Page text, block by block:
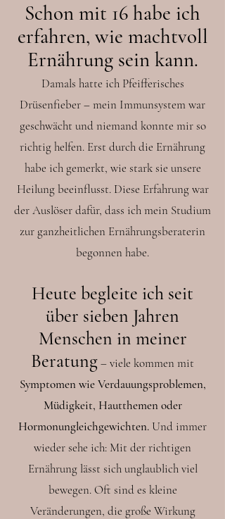
Schon mit 16 habe ich
erfahren, wie machtvoll
Ernährung sein kann.
Damals hatte ich Pfeifferisches
Drüsenfieber – mein Immunsystem war
geschwächt und niemand konnte mir so
richtig helfen. Erst durch die Ernährung
habe ich gemerkt, wie stark sie unsere
Heilung beeinflusst. Diese Erfahrung war
der Auslöser dafür, dass ich mein Studium
zur ganzheitlichen Ernährungsberaterin
begonnen habe.
Heute begleite ich seit
über sieben Jahren
Menschen in meiner
Beratung– viele kommen mit
Symptomen wie Verdauungsproblemen,
Müdigkeit, Hautthemen oder
Hormonungleichgewichten. Und immer
wieder sehe ich: Mit der richtigen
Ernährung lässt sich unglaublich viel
bewegen. Oft sind es kleine
Veränderungen, die große Wirkung